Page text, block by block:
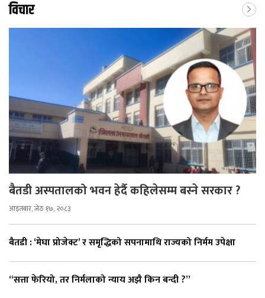
विचार
बैतडी अस्पतालको भवन हेर्दै कहिलेसम्म बस्ने सरकार ?
आइतबार, जेठ १७, २०८३
बैतडी : ‘मेघा प्रोजेक्ट’ र समृद्धिको सपनामाथि राज्यको निर्मम उपेक्षा
“सत्ता फेरियो, तर निर्मलाको न्याय अझै किन बन्दी ?”